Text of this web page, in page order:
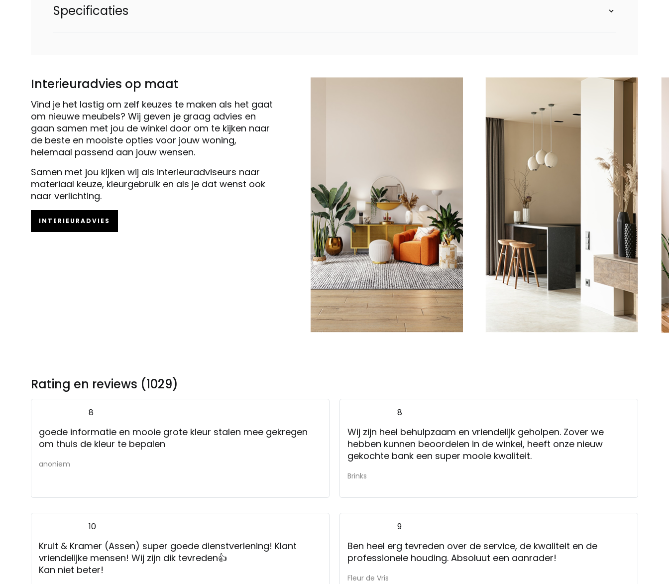
Specificaties
Interieuradvies op maat
Vind je het lastig om zelf keuzes te maken als het gaat
om nieuwe meubels? Wij geven je graag advies en
gaan samen met jou de winkel door om te kijken naar
de beste en mooiste opties voor jouw woning,
helemaal passend aan jouw wensen.
Samen met jou kijken wij als interieuradviseurs naar
materiaal keuze, kleurgebruik en als je dat wenst ook
naar verlichting.
INTERIEURADVIES
Rating en reviews (1029)
8
goede informatie en mooie grote kleur stalen mee gekregen
om thuis de kleur te bepalen
anoniem
8
Wij zijn heel behulpzaam en vriendelijk geholpen. Zover we
hebben kunnen beoordelen in de winkel, heeft onze nieuw
gekochte bank een super mooie kwaliteit.
Brinks
10
Kruit & Kramer (Assen) super goede dienstverlening! Klant
vriendelijke mensen! Wij zijn dik tevreden👍
Kan niet beter!
9
Ben heel erg tevreden over de service, de kwaliteit en de
professionele houding. Absoluut een aanrader!
Fleur de Vris